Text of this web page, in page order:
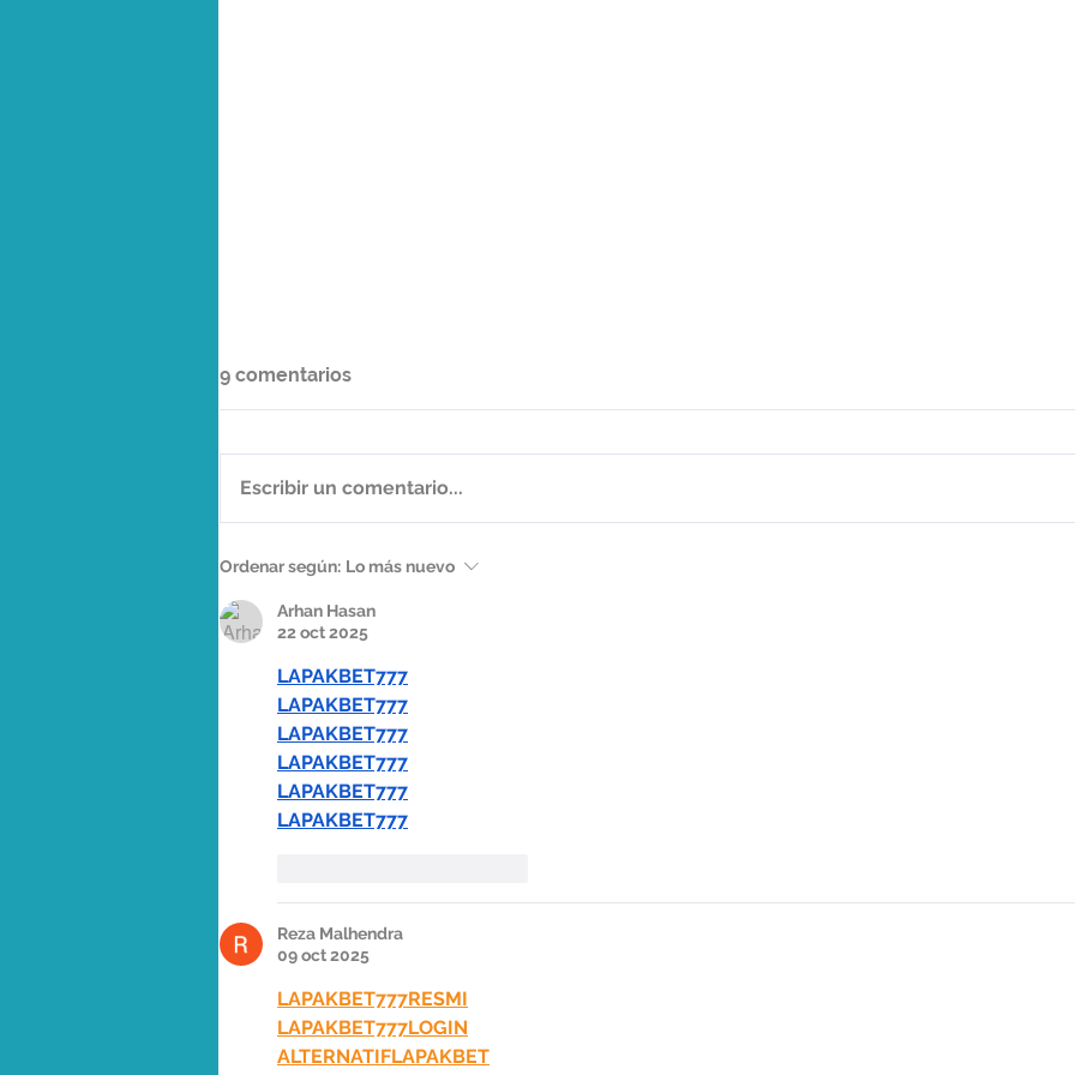
Gracias por caminar con
nosotros
15
9 comentarios
Escribir un comentario...
Ordenar según: Lo más nuevo
Arhan Hasan
22 oct 2025
LAPAKBET777
LAPAKBET777
LAPAKBET777
LAPAKBET777
LAPAKBET777
LAPAKBET777
Reza Malhendra
09 oct 2025
LAPAKBET777RESMI
LAPAKBET777LOGIN
ALTERNATIFLAPAKBET